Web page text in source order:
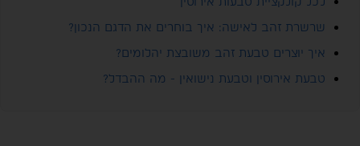
שרשרת זהב לאישה: איך בוחרים את הדגם הנכון?
איך יוצרים טבעת זהב משובצת יהלומים?
טבעת אירוסין וטבעת נישואין - מה ההבדל?